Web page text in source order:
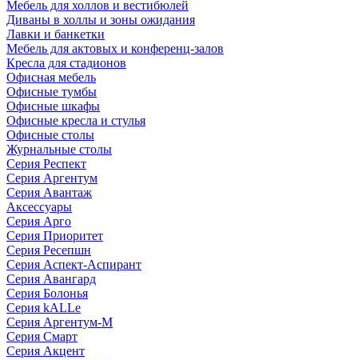
Мебель для холлов и вестибюлей
Диваны в холлы и зоны ожидания
Лавки и банкетки
Мебель для актовых и конференц-залов
Кресла для стадионов
Офисная мебель
Офисные тумбы
Офисные шкафы
Офисные кресла и стулья
Офисные столы
Журнальные столы
Серия Респект
Серия Аргентум
Серия Авантаж
Аксессуары
Серия Арго
Серия Приоритет
Серия Ресепшн
Серия Аспект-Аспирант
Серия Авангард
Серия Болонья
Серия kALLe
Серия Аргентум-М
Серия Смарт
Серия Акцент